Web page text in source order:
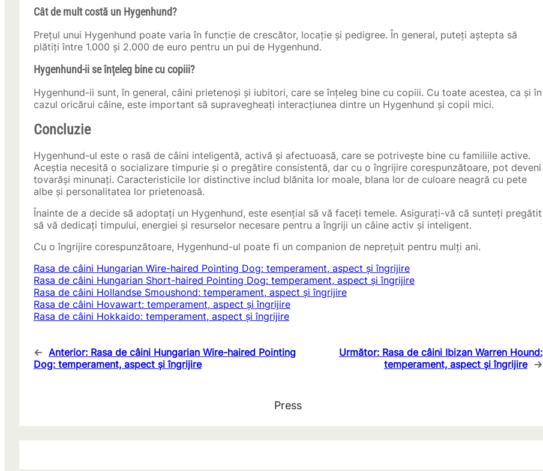
Cât de mult costă un Hygenhund?
Prețul unui Hygenhund poate varia în funcție de crescător, locație și pedigree. În general, puteți aștepta să
plătiți între 1.000 și 2.000 de euro pentru un pui de Hygenhund.
Hygenhund-ii se înțeleg bine cu copiii?
Hygenhund-ii sunt, în general, câini prietenoși și iubitori, care se înțeleg bine cu copiii. Cu toate acestea, ca și în
cazul oricărui câine, este important să supravegheați interacțiunea dintre un Hygenhund și copii mici.
Concluzie
Hygenhund-ul este o rasă de câini inteligentă, activă și afectuoasă, care se potrivește bine cu familiile active.
Aceștia necesită o socializare timpurie și o pregătire consistentă, dar cu o îngrijire corespunzătoare, pot deveni
tovarăși minunați. Caracteristicile lor distinctive includ blănita lor moale, blana lor de culoare neagră cu pete
albe și personalitatea lor prietenoasă.
Înainte de a decide să adoptați un Hygenhund, este esențial să vă faceți temele. Asigurați-vă că sunteți pregătit
să vă dedicați timpului, energiei și resurselor necesare pentru a îngriji un câine activ și inteligent.
Cu o îngrijire corespunzătoare, Hygenhund-ul poate fi un companion de neprețuit pentru mulți ani.
Rasa de câini Hungarian Wire-haired Pointing Dog: temperament, aspect și îngrijire
Rasa de câini Hungarian Short-haired Pointing Dog: temperament, aspect și îngrijire
Rasa de câini Hollandse Smoushond: temperament, aspect și îngrijire
Rasa de câini Hovawart: temperament, aspect și îngrijire
Rasa de câini Hokkaido: temperament, aspect și îngrijire
← Anterior: Rasa de câini Hungarian Wire-haired Pointing
Dog: temperament, aspect și îngrijire
Următor: Rasa de câini Ibizan Warren Hound:
temperament, aspect și îngrijire →
Press